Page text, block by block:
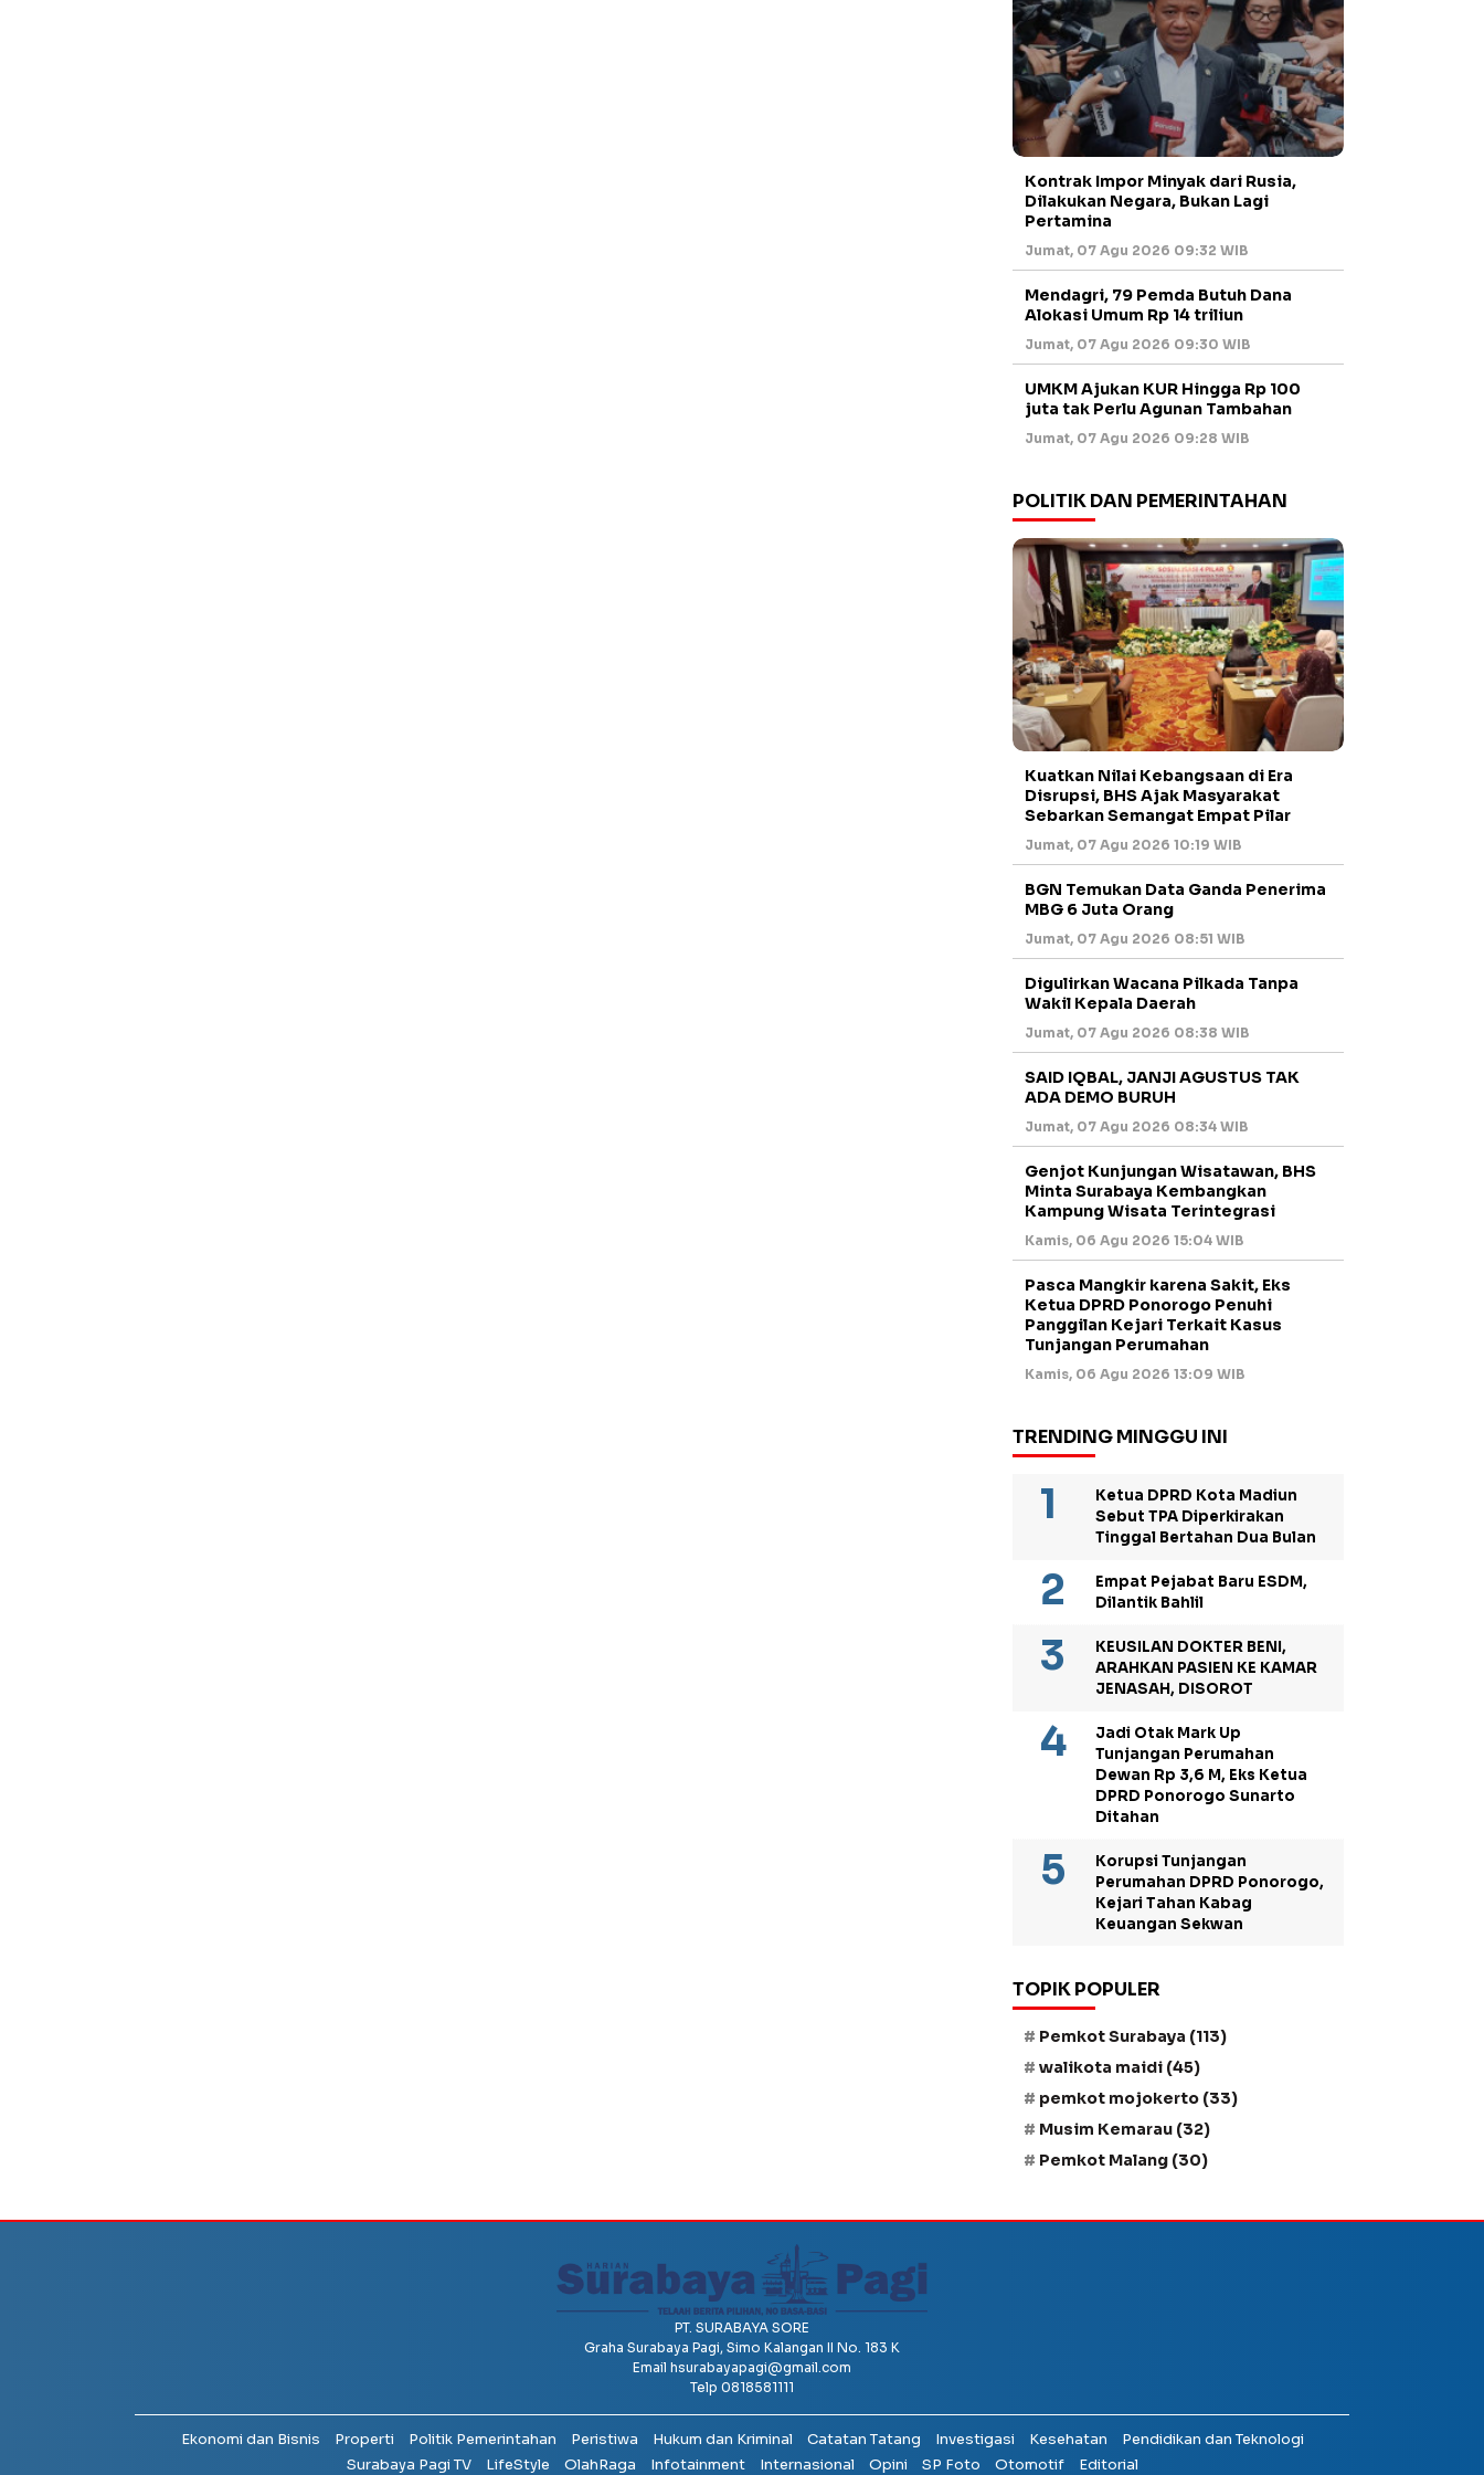
Kontrak Impor Minyak dari Rusia,
Dilakukan Negara, Bukan Lagi
Pertamina
Jumat, 07 Agu 2026 09:32 WIB
Mendagri, 79 Pemda Butuh Dana
Alokasi Umum Rp 14 triliun
Jumat, 07 Agu 2026 09:30 WIB
UMKM Ajukan KUR Hingga Rp 100
juta tak Perlu Agunan Tambahan
Jumat, 07 Agu 2026 09:28 WIB
POLITIK DAN PEMERINTAHAN
Kuatkan Nilai Kebangsaan di Era
Disrupsi, BHS Ajak Masyarakat
Sebarkan Semangat Empat Pilar
Jumat, 07 Agu 2026 10:19 WIB
BGN Temukan Data Ganda Penerima
MBG 6 Juta Orang
Jumat, 07 Agu 2026 08:51 WIB
Digulirkan Wacana Pilkada Tanpa
Wakil Kepala Daerah
Jumat, 07 Agu 2026 08:38 WIB
SAID IQBAL, JANJI AGUSTUS TAK
ADA DEMO BURUH
Jumat, 07 Agu 2026 08:34 WIB
Genjot Kunjungan Wisatawan, BHS
Minta Surabaya Kembangkan
Kampung Wisata Terintegrasi
Kamis, 06 Agu 2026 15:04 WIB
Pasca Mangkir karena Sakit, Eks
Ketua DPRD Ponorogo Penuhi
Panggilan Kejari Terkait Kasus
Tunjangan Perumahan
Kamis, 06 Agu 2026 13:09 WIB
TRENDING MINGGU INI
Ketua DPRD Kota Madiun
Sebut TPA Diperkirakan
Tinggal Bertahan Dua Bulan
Empat Pejabat Baru ESDM,
Dilantik Bahlil
KEUSILAN DOKTER BENI,
ARAHKAN PASIEN KE KAMAR
JENASAH, DISOROT
Jadi Otak Mark Up
Tunjangan Perumahan
Dewan Rp 3,6 M, Eks Ketua
DPRD Ponorogo Sunarto
Ditahan
Korupsi Tunjangan
Perumahan DPRD Ponorogo,
Kejari Tahan Kabag
Keuangan Sekwan
TOPIK POPULER
Pemkot Surabaya (113)
walikota maidi (45)
pemkot mojokerto (33)
Musim Kemarau (32)
Pemkot Malang (30)
PT. SURABAYA SORE
Graha Surabaya Pagi, Simo Kalangan II No. 183 K
Email hsurabayapagi@gmail.com
Telp 0818581111
Ekonomi dan Bisnis Properti Politik Pemerintahan Peristiwa Hukum dan Kriminal Catatan Tatang Investigasi Kesehatan
Pendidikan dan Teknologi
Surabaya Pagi TV
LifeStyle OlahRaga Infotainment Internasional Opini SP Foto Otomotif Editorial